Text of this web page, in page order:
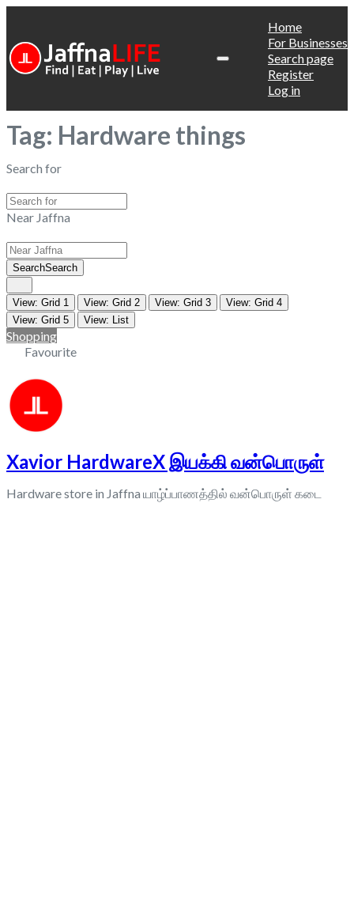
Home
For Businesses
Search page
Register
Log in
Tag: Hardware things
Search for
Near Jaffna
SearchSearch
View: Grid 1 View: Grid 2 View: Grid 3
View: Grid 4
View: Grid 5
View: List
Shopping
Favourite
Xavior HardwareX இயக்கி வன்பொருள்
Hardware store in Jaffna யாழ்ப்பாணத்தில் வன்பொருள் கடை